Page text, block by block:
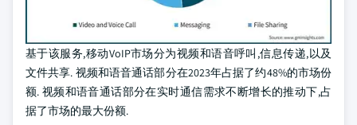
基于该服务,移动VoIP市场分为视频和语音呼叫,信息传递,以及
文件共享. 视频和语音通话部分在2023年占据了约48%的市场份
额. 视频和语音通话部分在实时通信需求不断增长的推动下,占
据了市场的最大份额.